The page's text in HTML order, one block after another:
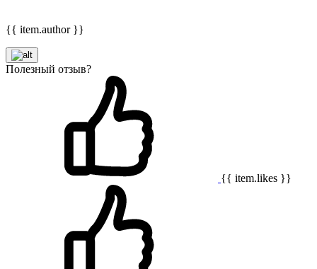
{{ item.author }}
Полезный отзыв?
{{ item.likes }}